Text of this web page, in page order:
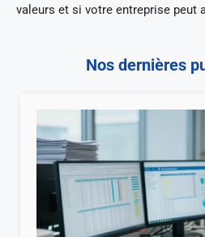
valeurs et si votre entreprise peut
Nos dernières